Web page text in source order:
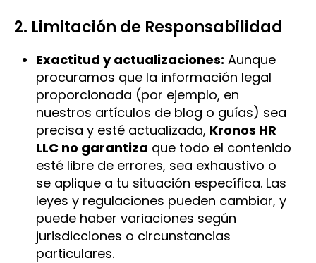
2. Limitación de Responsabilidad
Exactitud y actualizaciones: Aunque
procuramos que la información legal
proporcionada (por ejemplo, en
nuestros artículos de blog o guías) sea
precisa y esté actualizada, Kronos HR
LLC no garantiza que todo el contenido
esté libre de errores, sea exhaustivo o
se aplique a tu situación específica. Las
leyes y regulaciones pueden cambiar, y
puede haber variaciones según
jurisdicciones o circunstancias
particulares.